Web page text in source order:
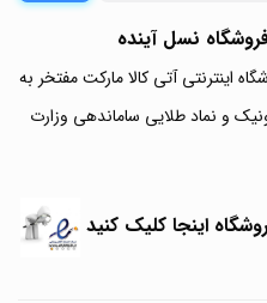
نسل آینده
اینترنتی آتی کالا مارکت مفتخر به
و نماد طلایی ساماندهی وزارت
اینجا کلیک کنید